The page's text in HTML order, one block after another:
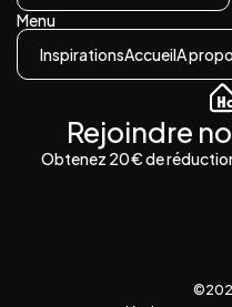
Menu
InspirationsAccueilA
Rejoindre
Obtenez 20 € de